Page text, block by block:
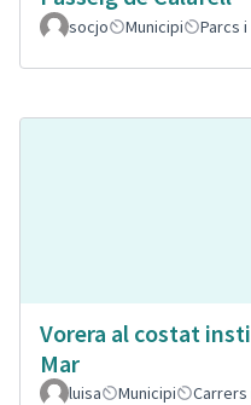
socjo
Municipi Parcs
Vorera al costat
Mar
luisa Municipi Carrers